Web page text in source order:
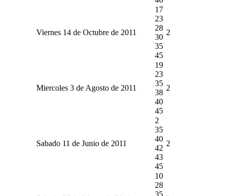
Viernes 14 de Octubre de 2011
17
23
28
30
35
45
2
Miercoles 3 de Agosto de 2011
19
23
35
38
40
45
2
Sabado 11 de Junio de 2011
2
35
40
42
43
45
2
10
28
35